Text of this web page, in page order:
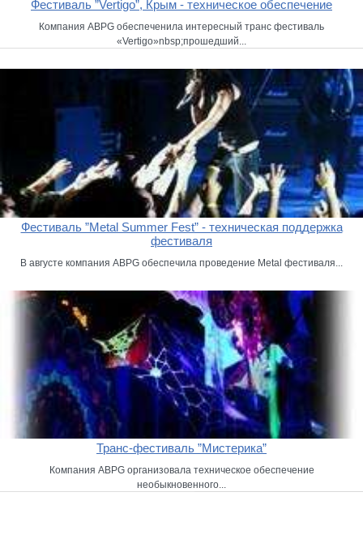
Фестиваль ”Vertigo”, Крым - техническое обеспечение
Компания ABPG обеспеченила интересный транс фестиваль
«Vertigo»nbsp;прошедший...
Фестиваль ”Metal Summer Fest” - техническая поддержка
фестиваля
В августе компания ABPG обеспечила проведение Metal фестиваля...
Транс-фестиваль ”Мистерика”
Компания ABPG организовала техническое обеспечение
необыкновенного...